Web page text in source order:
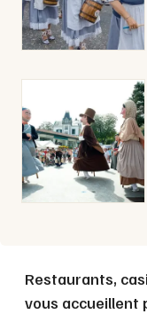
Choisir mes
Mon email
Restaurants,
vous accueillent